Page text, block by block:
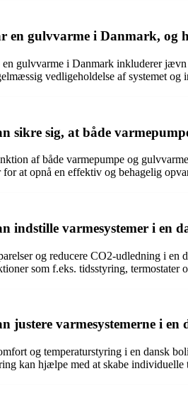
en gulvvarme i Danmark, og
en gulvvarme i Danmark inkluderer
vedligeholdelse af systemet og
sikre sig, at både
af både varmepumpe og
for at opnå en effektiv og behagelig
indstille varmesystemer i en
og reducere CO2-udledning i
som f.eks. tidsstyring,
justere varmesystemerne i
og temperaturstyring i en dansk
kan hjælpe med at skabe